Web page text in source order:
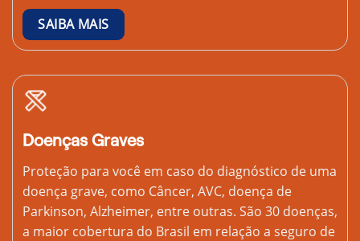
SAIBA MAIS
Doenças Graves
Proteção para você em caso do diagnóstico de uma
doença grave, como Câncer, AVC, doença de
Parkinson, Alzheimer, entre outras. São 30 doenças,
a maior cobertura do Brasil em relação a seguro de